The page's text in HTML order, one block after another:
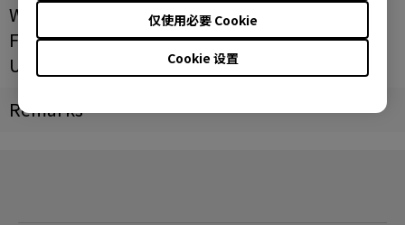
Cookie 设置
仅使用必要 Cookie
Website/
Facebook
URL
Remarks